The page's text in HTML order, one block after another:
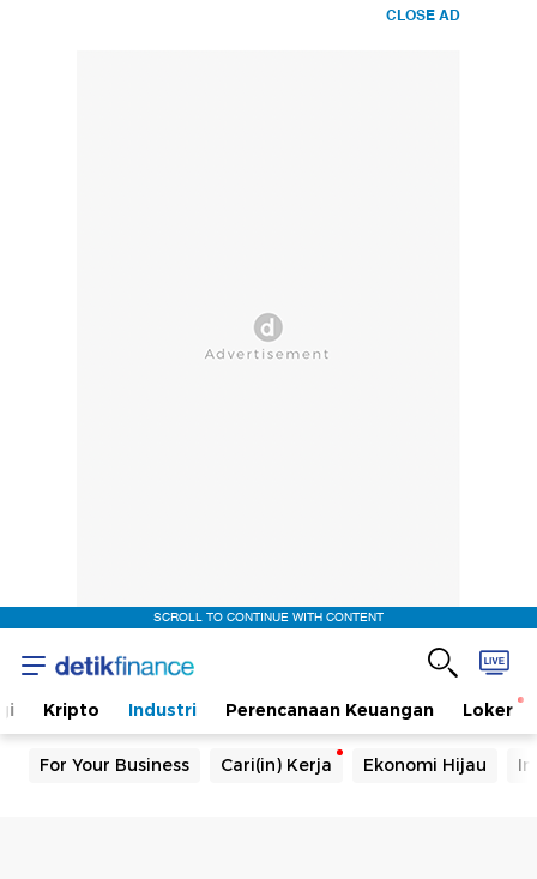
CLOSE AD
SCROLL TO CONTINUE WITH CONTENT
Kripto Industri Perencanaan Keuangan Loker
For Your Business Cari(in) Kerja Ekonomi Hijau